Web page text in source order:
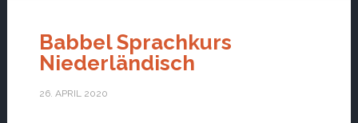
Babbel Sprachkurs
Niederländisch
26. APRIL 2020